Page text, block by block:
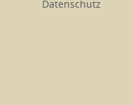
Datenschutz